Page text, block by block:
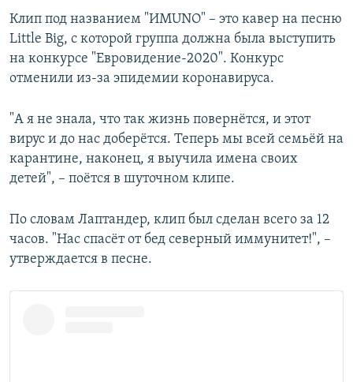
Клип под названием "ИМUNO" – это кавер на песню
Little Big, с которой группа должна была выступить
на конкурсе "Евровидение-2020". Конкурс
отменили из-за эпидемии коронавируса.
"А я не знала, что так жизнь повернётся, и этот
вирус и до нас доберётся. Теперь мы всей семьёй на
карантине, наконец, я выучила имена своих
детей", – поётся в шуточном клипе.
По словам Лаптандер, клип был сделан всего за 12
часов. "Нас спасёт от бед северный иммунитет!", –
утверждается в песне.